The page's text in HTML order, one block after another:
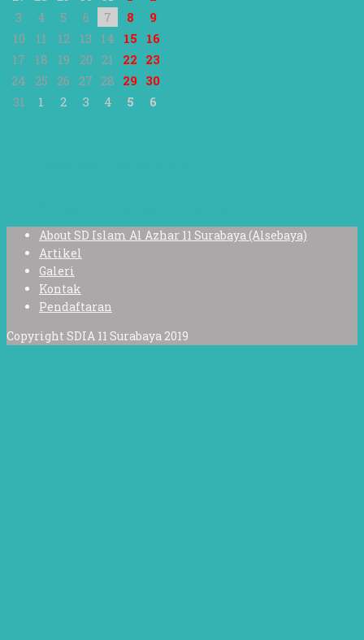
3
4 5 6 7 8
9
10
11 12 13 14 15
16
17
18 19 20 21 22 23
24 25 26 27 28 29 30
31
1 2 3 4 5 6
About SD Islam Al Azhar 11 Surabaya (Alsebaya)
Artikel
Galeri
Kontak
Pendaftaran
Copyright SDIA 11 Surabaya 2019